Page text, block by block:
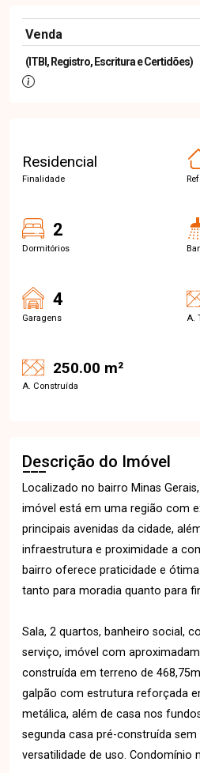
Venda
(ITBI, Registro, Escritura e Certidões)
Residencial
Finalidade
2
Dormitórios
4
Garagens A.
250.00 m²
A. Construída
Descrição do Imóvel
Localizado no bairro Minas
imóvel está em uma região com
principais avenidas da cidade,
infraestrutura e proximidade a
bairro oferece praticidade e
tanto para moradia quanto para
Sala, 2 quartos, banheiro social,
serviço, imóvel com
construída em terreno de
galpão com estrutura reforçada
metálica, além de casa nos
segunda casa pré-construída
versatilidade de uso. Condomínio